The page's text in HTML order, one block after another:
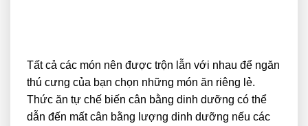
Tất cả các món nên được trộn lẫn với nhau để ngăn
thú cưng của bạn chọn những món ăn riêng lẻ.
Thức ăn tự chế biến cân bằng dinh dưỡng có thể
dẫn đến mất cân bằng lượng dinh dưỡng nếu các